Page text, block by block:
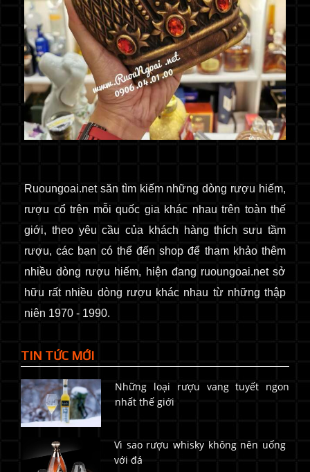
Ruoungoai.net săn tìm kiếm những dòng rượu hiếm,
rượu cổtrên mỗi quốc gia khác nhau trên toàn thế
giới, theo yêu cầu của khách hàng thích sưu tầm
rượu, các bạn có thể đến shop để tham khảo thêm
nhiều dòng rượu hiếm, hiện đang ruoungoai.net sở
hữu rất nhiều dòng rượu khác nhau từ những thập
niên 1970 - 1990.
TIN TỨC MỚI
Những loại rượu vang tuyết ngon
nhất thế giới
Vì sao rượu whisky không nên uống
với đá